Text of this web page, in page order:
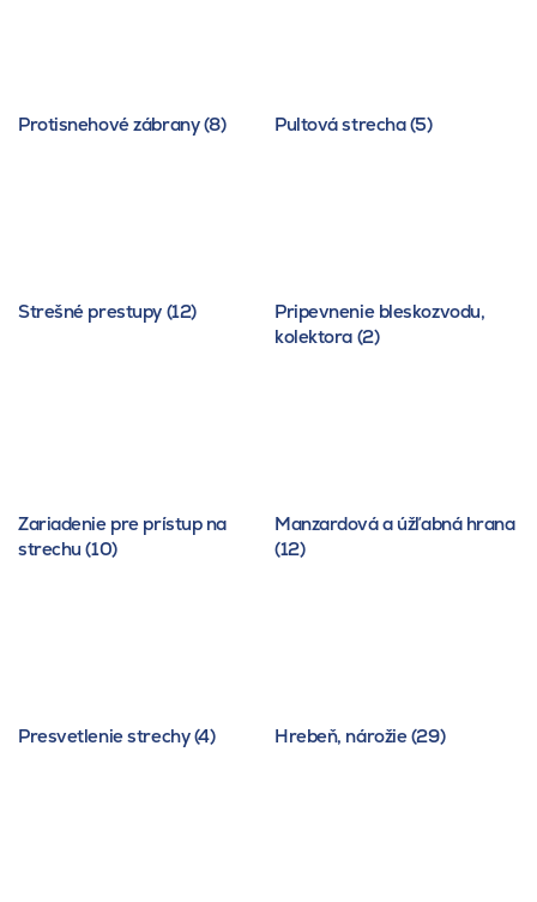
Protisnehové zábrany (8) Pultová strecha (5)
Strešné prestupy (12)
Pripevnenie bleskozvodu,
kolektora (2)
Zariadenie pre prístup na
strechu (10)
Manzardová a úžľabná hrana
(12)
Presvetlenie strechy (4) Hrebeň, nárožie (29)